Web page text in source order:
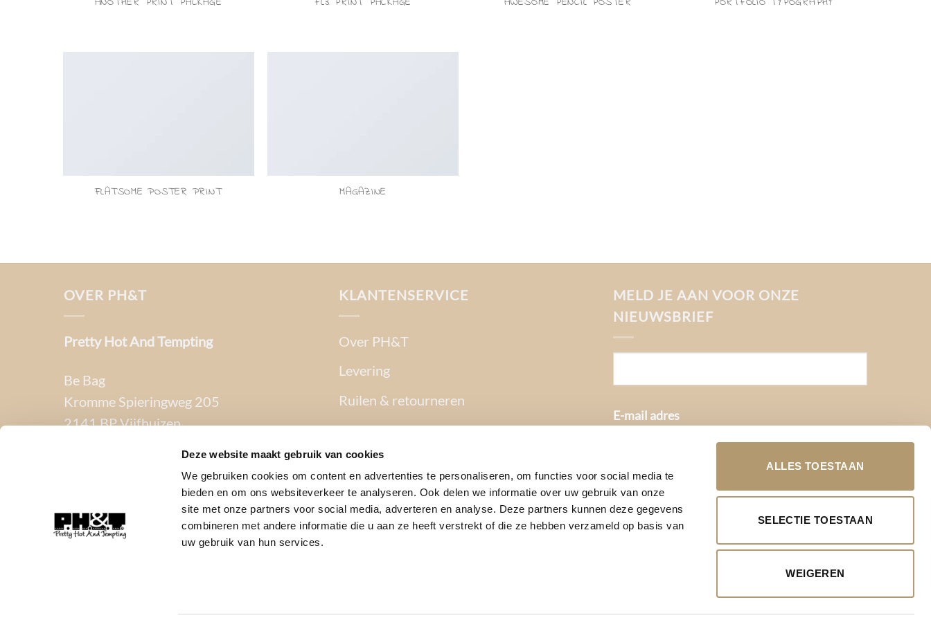
Deze website maakt gebruik van cookies
We gebruiken cookies om content en advertenties te personaliseren, om functies voor social media te
bieden en om ons websiteverkeer te analyseren. Ook delen we informatie over uw gebruik van onze
site met onze partners voor social media, adverteren en analyse. Deze partners kunnen deze gegevens
combineren met andere informatie die u aan ze heeft verstrekt of die ze hebben verzameld op basis van
uw gebruik van hun services.
ALLES TOESTAAN
SELECTIE TOESTAAN
WEIGEREN
FLATSOME POSTER PRINT MAGAZINE
OVER PH&T
Pretty Hot And Tempting
Be Bag
Kromme Spieringweg 205
2141 BP Vijfhuizen
BTW. NL002080714B79
T: 06-22288833
KLANTENSERVICE
Over PH&T
Levering
Ruilen & retourneren
Betaalmethoden
Garantie
Contact
Privacy Policy
MELD JE AAN VOOR ONZE
NIEUWSBRIEF
E-mail adres